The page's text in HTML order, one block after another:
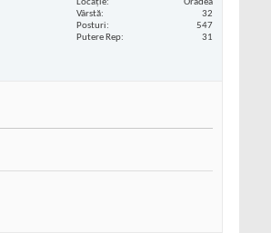
Locaţie
Oradea
Vârstă
32
Posturi
547
Putere Rep
31